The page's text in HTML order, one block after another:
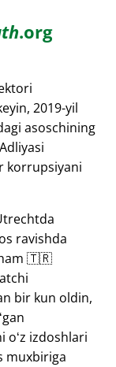
.org
2019-yil
asoschining
korrupsiyani
ravishda
ham 🇹🇷
bir kun oldin,
oʻz izdoshlari
muxbiriga